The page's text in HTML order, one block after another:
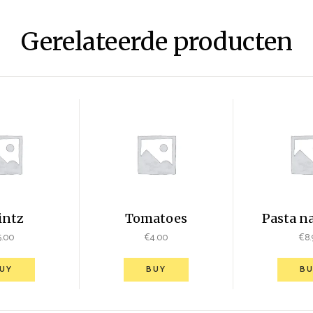
Gerelateerde producten
Tomatoes
€4.00
BUY
Pasta
€